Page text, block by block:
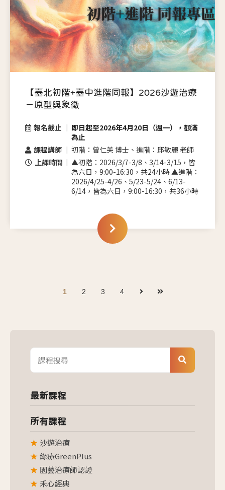
最新課程
所有課程
沙遊治療
綠療GreenPlus
園藝治療師認證
禾心經典
【臺北初階+臺中進階同報】2026沙遊治療
－原型與象徵
報名截止
即日起至2026年4月20日（週一），額滿
為止
課程講師
初階：曾仁美 博士、進階：邱敏麗 老師
上課時間
▲初階：2026/3/7-3/8、3/14-3/15，皆
為六日，9:00-16:30，共24小時 ▲進階：
2026/4/25-4/26、5/23-5/24、6/13-
6/14，皆為六日，9:00-16:30，共36小時
1 2 3 4